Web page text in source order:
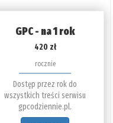
GPC - na 1 rok
420 zł
rocznie
Dostęp przez rok do
wszystkich treści serwisu
gpcodziennie.pl.